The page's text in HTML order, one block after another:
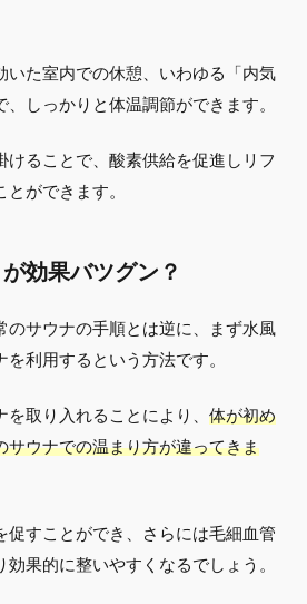
いた室内での休憩、いわゆる「内気
しっかりと体温調節ができます。
けることで、酸素供給を促進しリフ
ができます。
効果バツグン？
のサウナの手順とは逆に、まず水風
利用するという方法です。
取り入れることにより、 体が初め
サウナでの温まり方が違ってきま
促すことができ、さらには毛細血管
果的に整いやすくなるでしょう。